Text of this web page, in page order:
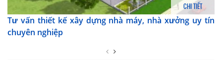
CHI TIẾT
Tư vấn thiết kế xây dựng nhà máy, nhà xưởng uy tín
chuyên nghiệp